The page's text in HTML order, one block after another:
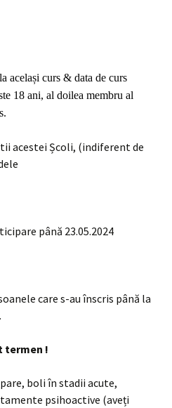
același curs & data de curs
18 ani, al doilea membru al
acestei Școli, (indiferent de
până 23.05.2024
care s-au înscris până la
termen !
boli în stadii acute,
psihoactive (aveți